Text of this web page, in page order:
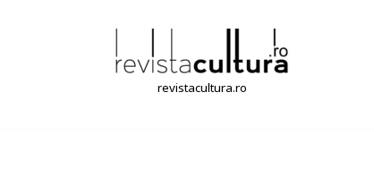
revistacultura.ro